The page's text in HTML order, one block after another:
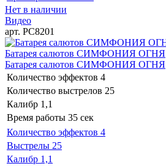
Нет в наличии
Видео
арт. РС8201
Батарея салютов СИМФОНИЯ ОГНЯ
Батарея салютов СИМФОНИЯ ОГНЯ
Количество эффектов 4
Количество выстрелов 25
Калибр 1,1
Время работы 35 сек
Количество эффектов 4
Выстрелы 25
Калибр 1,1